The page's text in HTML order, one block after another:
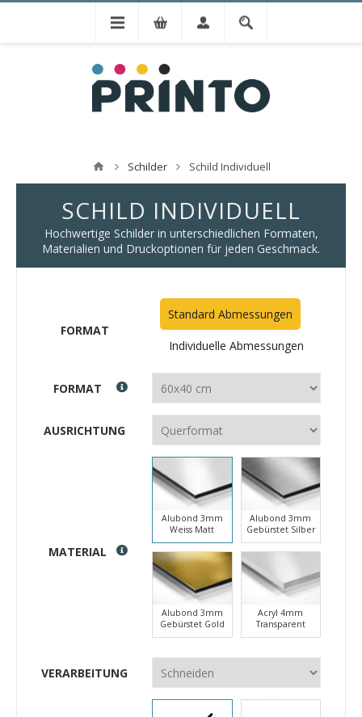
Schilder Schild Individuell
SCHILD INDIVIDUELL
Hochwertige Schilder in unterschiedlichen Formaten,
Materialien und Druckoptionen für jeden Geschmack.
FORMAT
Standard Abmessungen
Individuelle Abmessungen
FORMAT
AUSRICHTUNG
MATERIAL
Alubond 3mm
Weiss Matt
Alubond 3mm
Gebürstet Silber
Alubond 3mm
Gebürstet Gold
Acryl 4mm
Transparent
VERARBEITUNG